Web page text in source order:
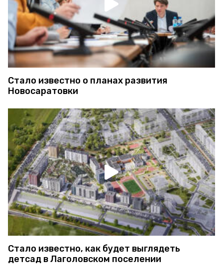
Стало известно о планах развития
Новосаратовки
Стало известно, как будет выглядеть
детсад в Лаголовском поселении